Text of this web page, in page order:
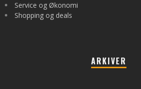
Service og Økonomi
Shopping og deals
ARKIVER